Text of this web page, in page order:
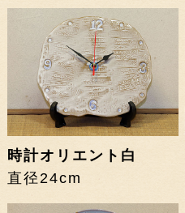
時計オリエント白
直径24cm